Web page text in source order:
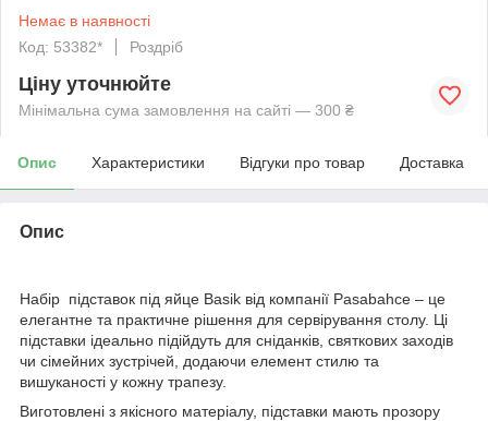
Немає в наявності
Код: 53382*
Роздріб
Ціну уточнюйте
Мінімальна сума замовлення на сайті — 300 ₴
Опис Характеристики Відгуки про товар Доставка
Опис
Набір підставок під яйце Basik від компанії Pasabahce – це
елегантне та практичне рішення для сервірування столу. Ці
підставки ідеально підійдуть для сніданків, святкових заходів
чи сімейних зустрічей, додаючи елемент стилю та
вишуканості у кожну трапезу.
Виготовлені з якісного матеріалу, підставки мають прозору